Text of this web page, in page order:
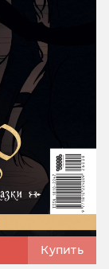
Купить